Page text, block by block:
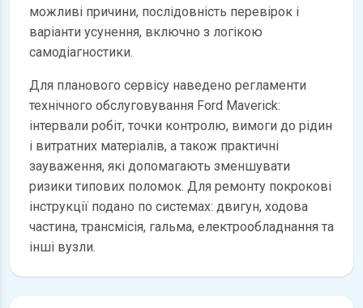
можливі причини, послідовність перевірок і
варіанти усунення, включно з логікою
самодіагностики.
Для планового сервісу наведено регламенти
технічного обслуговування Ford Maverick:
інтервали робіт, точки контролю, вимоги до рідин
і витратних матеріалів, а також практичні
зауваження, які допомагають зменшувати
ризики типових поломок. Для ремонту покрокові
інструкції подано по системах: двигун, ходова
частина, трансмісія, гальма, електрообладнання та
інші вузли.